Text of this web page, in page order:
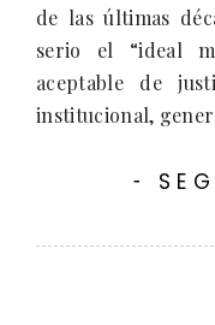
de las últimas
serio el “ideal
aceptable de
institucional,
-